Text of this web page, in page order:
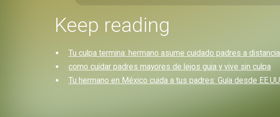
Keep reading
Tu culpa termina: hermano asume cuidado padres a distancia
como cuidar padres mayores de lejos guia y vive sin culpa
Tu hermano en México cuida a tus padres: Guía desde EE.UU.